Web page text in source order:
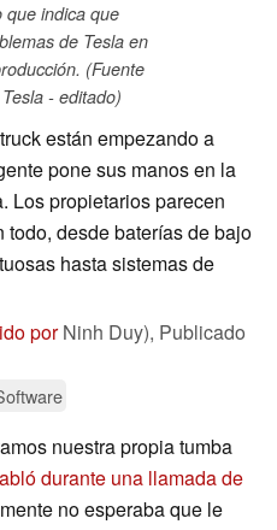
que indica que
de Tesla en
(Fuente
- editado)
están empezando a
pone sus manos en la
Los propietarios parecen
desde baterías de bajo
hasta sistemas de
porNinh Duy), Publicado
nuestra propia tumba
durante una llamada de
no esperaba que le